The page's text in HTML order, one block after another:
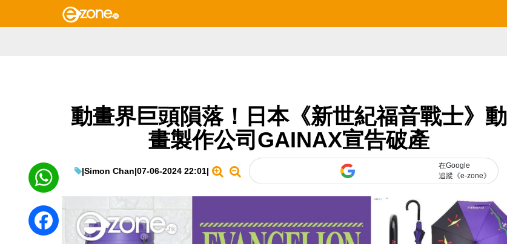
動畫界巨頭隕落！日本《新世紀福音戰士》動
畫製作公司GAINAX宣告破產
|Simon Chan|07-06-2024 22:01|
在Google
追蹤《e-zone》
WhatsApp